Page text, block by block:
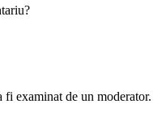
examinat de un moderator.